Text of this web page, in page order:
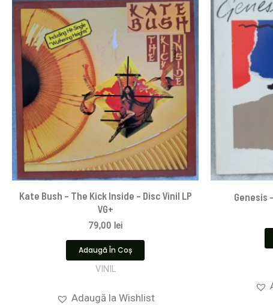
Kate Bush – The Kick Inside – Disc Vinil LP
VG+
79,00 lei
Adaugă În Coș
VINIL
Adaugă la Wishlist
Genesis